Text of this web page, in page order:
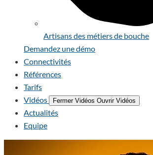
Artisans des métiers de bouche
Demandez une démo
Connectivités
Références
Tarifs
Vidéos
Fermer Vidéos Ouvrir Vidéos
Actualités
Equipe